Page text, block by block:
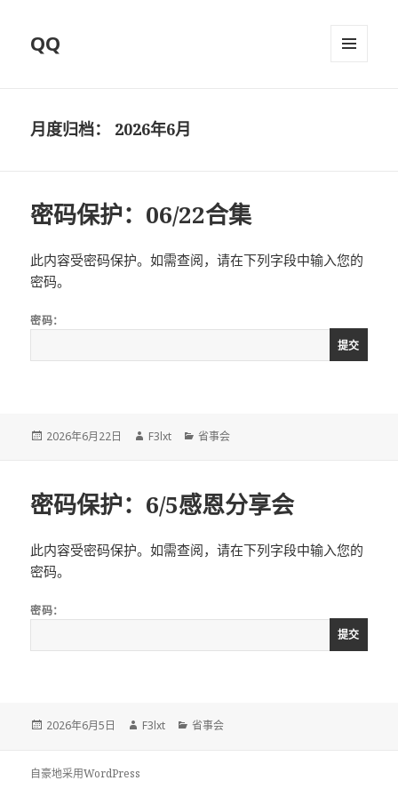
QQ
月度归档： 2026年6月
密码保护：06/22合集
此内容受密码保护。如需查阅，请在下列字段中输入您的
密码。
密码：
发
2026年6月22日
作
F3lxt
分
省事会
密码保护：6/5感恩分享会
此内容受密码保护。如需查阅，请在下列字段中输入您的
密码。
密码：
发
2026年6月5日
作
F3lxt
分
省事会
自豪地采用WordPress